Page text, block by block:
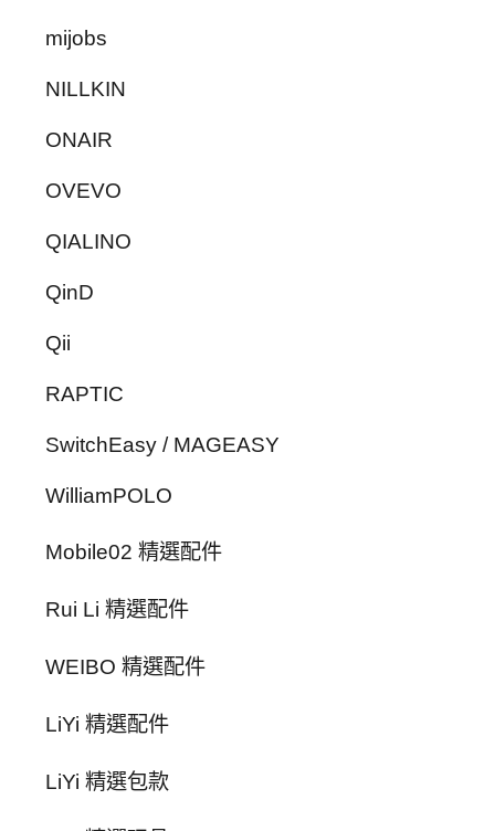
mijobs
NILLKIN
ONAIR
OVEVO
QIALINO
QinD
Qii
RAPTIC
SwitchEasy / MAGEASY
WilliamPOLO
Mobile02 精選配件
Rui Li 精選配件
WEIBO 精選配件
LiYi 精選配件
LiYi 精選包款